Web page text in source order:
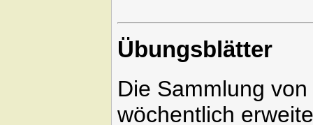
Übungsblätter
Die Sammlung
wöchentlich